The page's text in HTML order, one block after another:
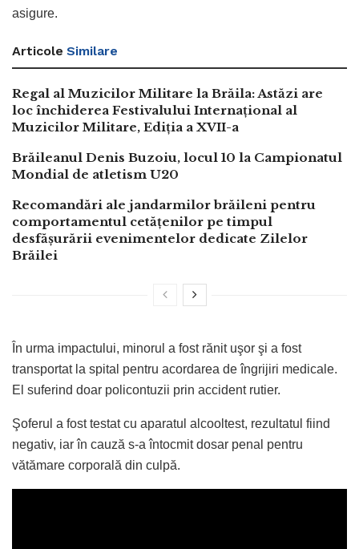
asigure.
Articole Similare
Regal al Muzicilor Militare la Brăila: Astăzi are
loc închiderea Festivalului Internațional al
Muzicilor Militare, Ediția a XVII-a
Brăileanul Denis Buzoiu, locul 10 la Campionatul
Mondial de atletism U20
Recomandări ale jandarmilor brăileni pentru
comportamentul cetățenilor pe timpul
desfășurării evenimentelor dedicate Zilelor
Brăilei
În urma impactului, minorul a fost rănit uşor şi a fost
transportat la spital pentru acordarea de îngrijiri medicale.
El suferind doar policontuzii prin accident rutier.
Şoferul a fost testat cu aparatul alcooltest, rezultatul fiind
negativ, iar în cauză s-a întocmit dosar penal pentru
vătămare corporală din culpă.